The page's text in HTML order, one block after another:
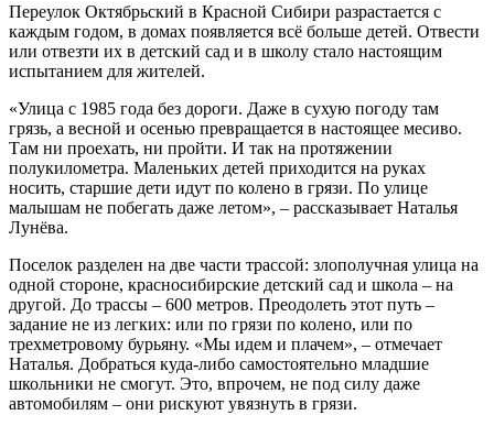
Переулок Октябрьский в Красной Сибири разрастается с
каждым годом, в домах появляется всё больше детей. Отвести
или отвезти их в детский сад и в школу стало настоящим
испытанием для жителей.
«Улица с 1985 года без дороги. Даже в сухую погоду там
грязь, а весной и осенью превращается в настоящее месиво.
Там ни проехать, ни пройти. И так на протяжении
полукилометра. Маленьких детей приходится на руках
носить, старшие дети идут по колено в грязи. По улице
малышам не побегать даже летом», – рассказывает Наталья
Лунёва.
Поселок разделен на две части трассой: злополучная улица на
одной стороне, красносибирские детский сад и школа – на
другой. До трассы – 600 метров. Преодолеть этот путь –
задание не из легких: или по грязи по колено, или по
трехметровому бурьяну. «Мы идем и плачем», – отмечает
Наталья. Добраться куда-либо самостоятельно младшие
школьники не смогут. Это, впрочем, не под силу даже
автомобилям – они рискуют увязнуть в грязи.